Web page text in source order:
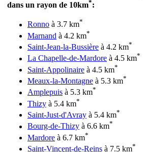
dans un rayon de 10km*:
Ronno à 3.7 km*
Marnand à 4.2 km*
Saint-Jean-la-Bussière à 4.2 km*
La Chapelle-de-Mardore à 4.5 km*
Saint-Appolinaire à 4.5 km*
Meaux-la-Montagne à 5.3 km*
Amplepuis à 5.3 km*
Thizy à 5.4 km*
Saint-Just-d'Avray à 5.4 km*
Bourg-de-Thizy à 6.6 km*
Mardore à 6.7 km*
Saint-Vincent-de-Reins à 7.5 km*